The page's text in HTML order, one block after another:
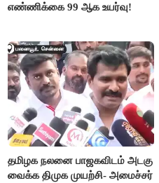
எண்ணிக்கை 99 ஆக உயர்வு!
தமிழக நலனை பாஜகவிடம் அடகு
வைக்க திமுக முயற்சி- அமைச்சர்